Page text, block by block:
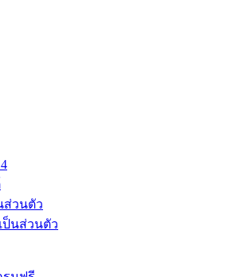
4
ส่วนตัว
ป็นส่วนตัว